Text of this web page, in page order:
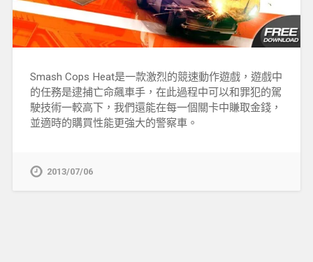
Smash Cops Heat是一款激烈的競速動作遊戲，遊戲中
的任務是逮捕亡命飆車手，在此過程中可以和罪犯的駕
駛技術一較高下，我們還能在每一個關卡中賺取金錢，
並適時的購買性能更強大的警察車。
2013/07/06